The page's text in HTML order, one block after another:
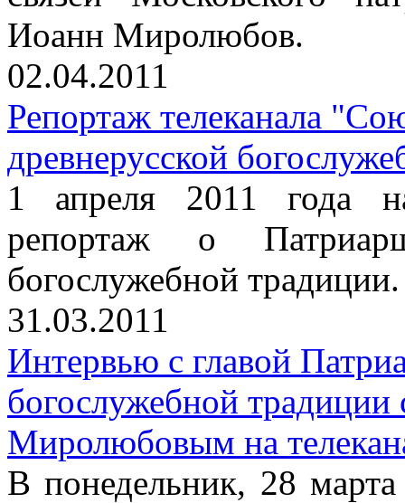
Иоанн Миролюбов.
02.04.2011
Репортаж телеканала
древнерусской
1 апреля 2011 года
репортаж о
богослужебной традиции.
31.03.2011
Интервью с главой
богослужебной
Миролюбовым на
В понедельник, 28